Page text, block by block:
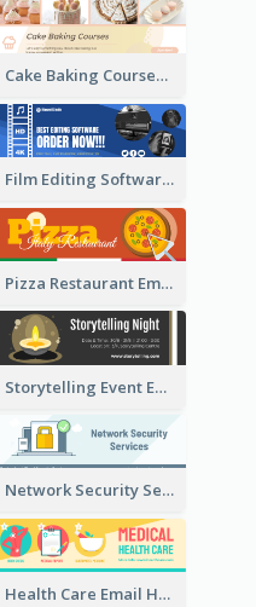
Cake Baking Courses Email Header
Film Editing Software Email Header
Pizza Restaurant Email Header
Storytelling Event Email Header
Network Security Services Email Header
Health Care Email Header